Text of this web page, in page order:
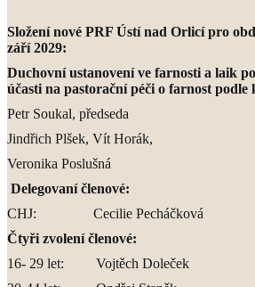
Složení nové PRF Ústí nad Orlicí pro
září 2029:
Duchovní ustanovení ve farnosti a laik
účasti na pastorační péči o farnost podle
Petr Soukal, předseda
Jindřich Plšek, Vít Horák,
Veronika Poslušná
Delegovaní členové:
CHJ: Cecilie Pecháčková
Čtyři zvolení členové:
16- 29 let: Vojtěch Doleček